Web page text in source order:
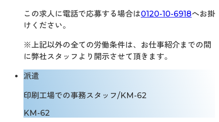
この求人に電話で応募する場合は0120-10-6918へお掛
けください。
※上記以外の全ての労働条件は、お仕事紹介までの間
に弊社スタッフより開示させて頂きます。
派遣
印刷工場での事務スタッフ/KM-62
KM-62